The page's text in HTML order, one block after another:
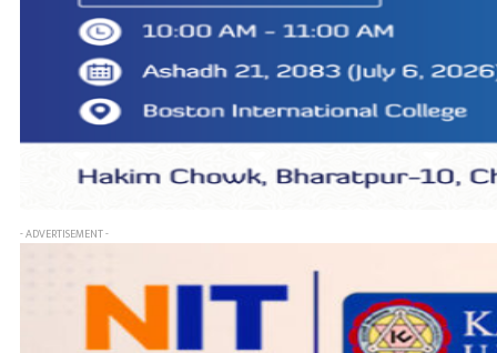
- ADVERTISEMENT -